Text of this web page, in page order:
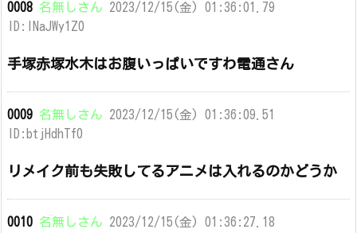
0008 名無しさん 2023/12/15(金) 01:36:01.79
ID:lNaJWy1Z0
手塚赤塚水木はお腹いっぱいですわ電通さん
0009 名無しさん 2023/12/15(金) 01:36:09.51
ID:btjHdhTf0
リメイク前も失敗してるアニメは入れるのかどうか
0010 名無しさん 2023/12/15(金) 01:36:27.18